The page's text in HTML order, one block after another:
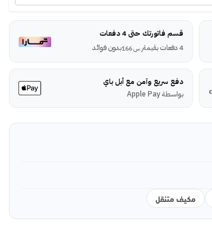
قسم فاتورتك حتى 4 دفعات
4 دفعات بقيمة
ر.س166 بدون فوائد
دفع سريع وآمن مع أبل باي
بواسطة Apple Pay
مكيف متنقل